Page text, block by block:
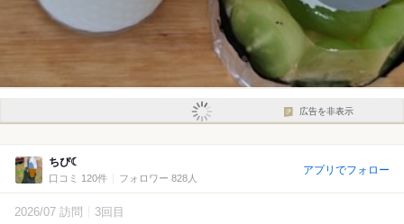
広告を非表示
ちぴ︎☾
口コミ 120件 フォロワー 828人
アプリでフォロー
2026/07 訪問 3回目